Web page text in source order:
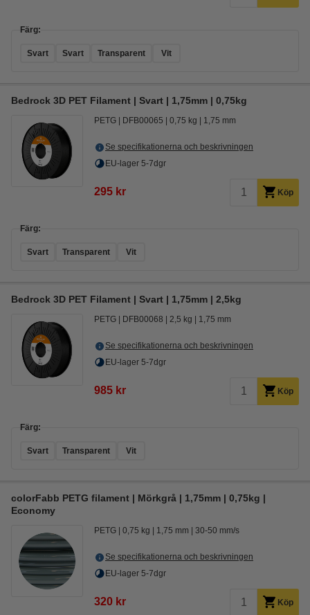
Färg:
Svart Svart Transparent Vit
Bedrock 3D PET Filament | Svart | 1,75mm | 0,75kg
PETG DFB00065 0,75 kg 1,75 mm
Se specifikationerna och beskrivningen
EU-lager 5-7dgr
295 kr Köp
Färg:
Svart Transparent Vit
Bedrock 3D PET Filament | Svart | 1,75mm | 2,5kg
PETG DFB00068 2,5 kg 1,75 mm
Se specifikationerna och beskrivningen
EU-lager 5-7dgr
985 kr Köp
Färg:
Svart Transparent Vit
colorFabb PETG filament | Mörkgrå | 1,75mm | 0,75kg |
Economy
PETG 0,75 kg 1,75 mm 30-50 mm/s
Se specifikationerna och beskrivningen
EU-lager 5-7dgr
320 kr Köp